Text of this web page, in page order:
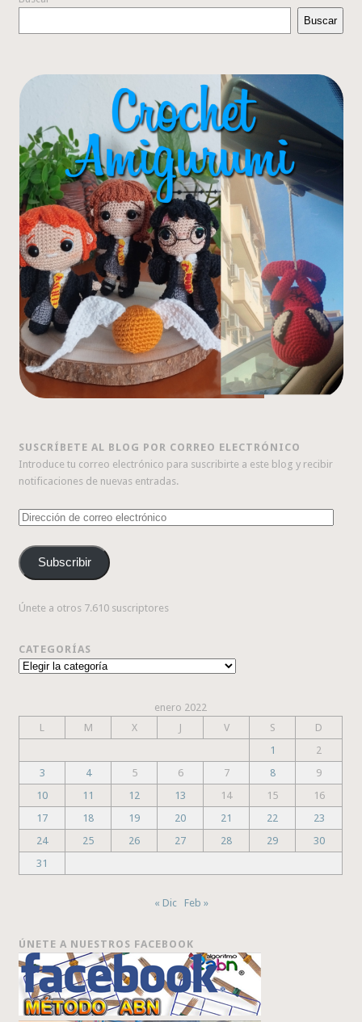
Buscar
SUSCRÍBETE AL BLOG POR CORREO ELECTRÓNICO
Introduce tu correo electrónico para suscribirte a este blog y recibir
notificaciones de nuevas entradas.
Dirección
correo
electrónico
Subscribir
Únete a otros 7.610 suscriptores
CATEGORÍAS
Categorías
enero 2022
L
M X J V S
D
1
2
3
4 5 6 7 8
9
10
11 12 13 14 15
16
17
18 19 20 21 22
23
24
25 26 27 28 29
30
31
« Dic Feb »
ÚNETE A NUESTROS FACEBOOK